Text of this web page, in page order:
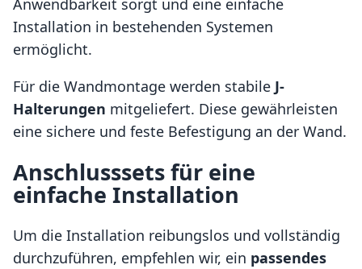
Anwendbarkeit sorgt und eine einfache
Installation in bestehenden Systemen
ermöglicht.
Für die Wandmontage werden stabile J-
Halterungen mitgeliefert. Diese gewährleisten
eine sichere und feste Befestigung an der Wand.
Anschlusssets für eine
einfache Installation
Um die Installation reibungslos und vollständig
durchzuführen, empfehlen wir, ein passendes